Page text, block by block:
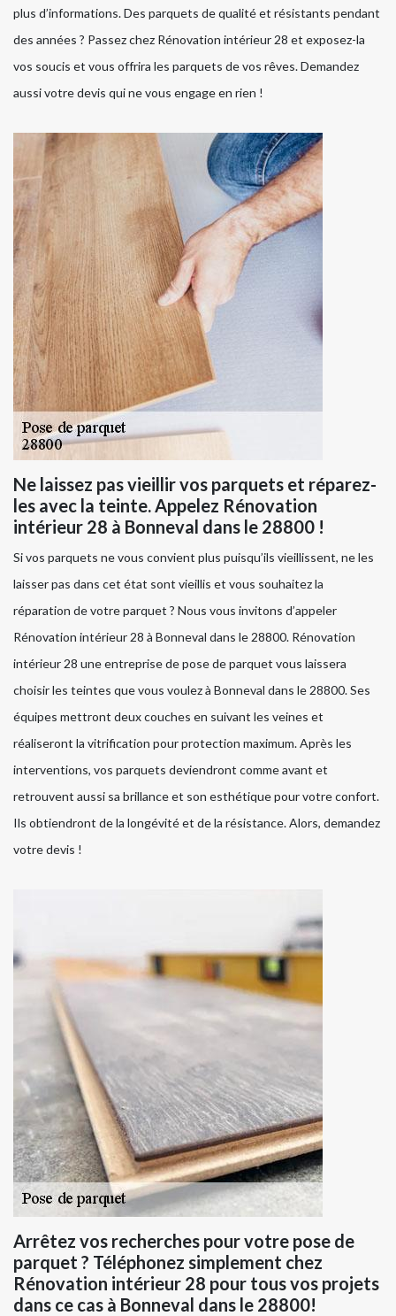
plus d’informations. Des parquets de qualité et résistants pendant
des années ? Passez chez Rénovation intérieur 28 et exposez-la
vos soucis et vous offrira les parquets de vos rêves. Demandez
aussi votre devis qui ne vous engage en rien !
Ne laissez pas vieillir vos parquets et réparez-
les avec la teinte. Appelez Rénovation
intérieur 28 à Bonneval dans le 28800 !
Si vos parquets ne vous convient plus puisqu’ils vieillissent, ne les
laisser pas dans cet état sont vieillis et vous souhaitez la
réparation de votre parquet ? Nous vous invitons d’appeler
Rénovation intérieur 28 à Bonneval dans le 28800. Rénovation
intérieur 28 une entreprise de pose de parquet vous laissera
choisir les teintes que vous voulez à Bonneval dans le 28800. Ses
équipes mettront deux couches en suivant les veines et
réaliseront la vitrification pour protection maximum. Après les
interventions, vos parquets deviendront comme avant et
retrouvent aussi sa brillance et son esthétique pour votre confort.
Ils obtiendront de la longévité et de la résistance. Alors, demandez
votre devis !
Arrêtez vos recherches pour votre pose de
parquet ? Téléphonez simplement chez
Rénovation intérieur 28 pour tous vos projets
dans ce cas à Bonneval dans le 28800!